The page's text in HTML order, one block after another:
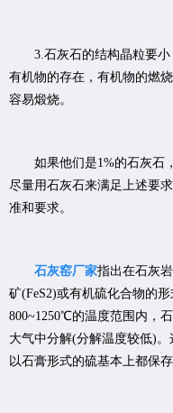
3.石灰石的结构晶粒要小
有机物的存在，有机物的燃
容易煅烧。
如果他们是1%的石灰石，
尽量用石灰石来满足上述要
准和要求。
石灰窑厂家指出在石灰
矿(FeS2)或有机硫化合物的
800~1250℃的温度范围内，
大气中分解(分解温度较低)
以石膏形式的硫基本上都保存